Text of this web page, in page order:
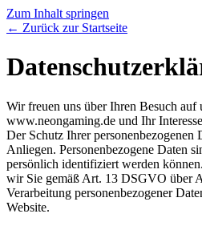
Zum Inhalt springen
← Zurück zur Startseite
Wir freuen uns über Ihren Besuch auf
www.neongaming.de und Ihr
Der Schutz Ihrer personenbezogenen
Anliegen. Personenbezogene Daten
persönlich identifiziert werden
wir Sie gemäß Art. 13 DSGVO über
Verarbeitung personenbezogener
Website.